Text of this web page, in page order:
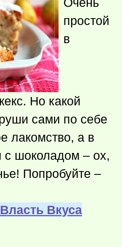
простой
в
Но какой
сами по себе
лакомство, а в
с шоколадом – ох,
Попробуйте –
Власть Вкуса